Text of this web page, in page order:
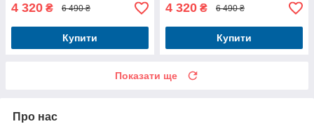
4 320 ₴ 6 490 ₴
Купити
4 320 ₴ 6 490 ₴
Купити
Показати ще
Про нас